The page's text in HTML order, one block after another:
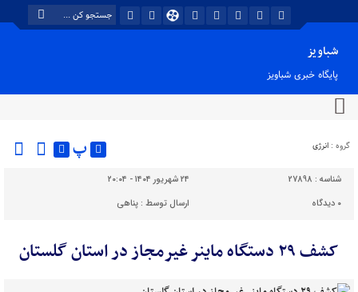
شباویز
پایگاه خبری شباویز
گروه : انرژی پ
شناسه : 27898
۲۴ شهریور ۱۴۰۴ - ۲۰:۰۴
۰ دیدگاه ارسال توسط :پناهی
کشف ۲۹ دستگاه ماینر غیرمجاز در استان گلستان